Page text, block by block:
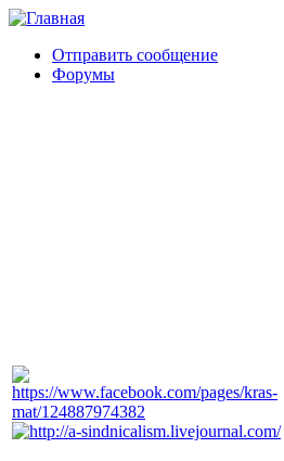
Отправить сообщение
Форумы